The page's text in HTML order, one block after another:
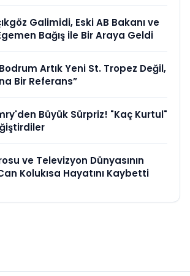
Galimidi, Eski AB Bakanı ve
Bağış ile Bir Araya Geldi
Artık Yeni St. Tropez Değil,
Bir Referans”
Büyük Sürpriz! "Kaç Kurtul"
ve Televizyon Dünyasının
Kolukısa Hayatını Kaybetti